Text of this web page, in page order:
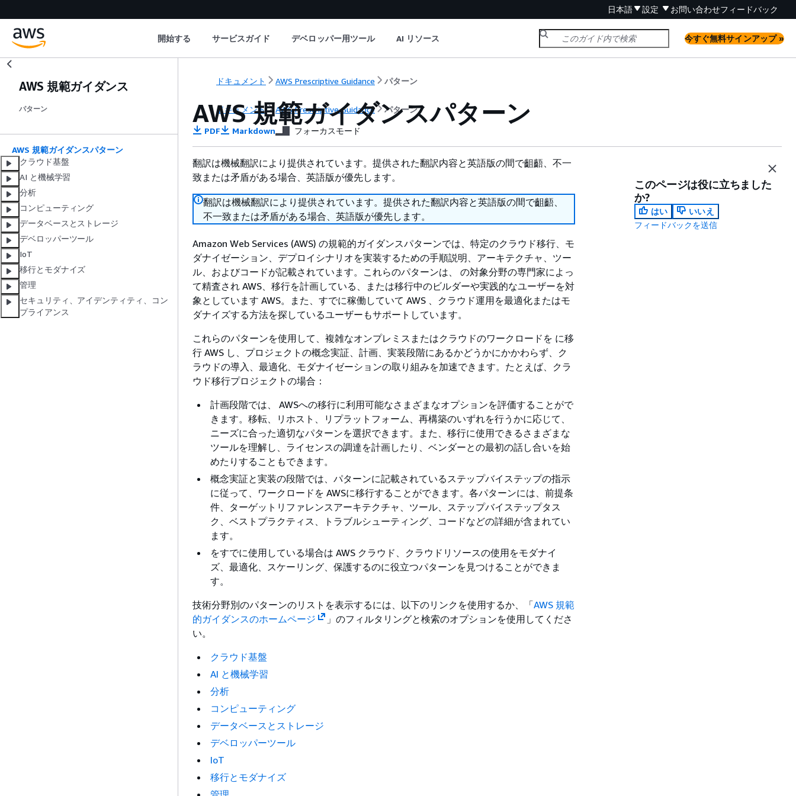
日本語 設定 お問い合わせフィードバック
開始する サービスガイド デベロッパー用ツール AI リソース 今すぐ無料サインアップ »
AWS 規範ガイダンス
パターン
AWS 規範ガイダンスパターン
クラウド基盤
AI と機械学習
分析
コンピューティング
データベースとストレージ
デベロッパーツール
IoT
移行とモダナイズ
管理
セキュリティ、アイデンティティ、コン
プライアンス
ドキュメント AWS Prescriptive Guidance パターン
ドキュメント AWS Prescriptive Guidance パターン
AWS 規範ガイダンスパターン
PDF Markdown フォーカスモード
翻訳は機械翻訳により提供されています。提供された翻訳内容と英語版の間で齟齬、不一
致または矛盾がある場合、英語版が優先します。
翻訳は機械翻訳により提供されています。提供された翻訳内容と英語版の間で齟齬、
不一致または矛盾がある場合、英語版が優先します。
Amazon Web Services (AWS) の規範的ガイダンスパターンでは、特定のクラウド移行、モ
ダナイゼーション、デプロイシナリオを実装するための手順説明、アーキテクチャ、ツー
ル、およびコードが記載されています。これらのパターンは、 の対象分野の専門家によっ
て精査され AWS、移行を計画している、または移行中のビルダーや実践的なユーザーを対
象としています AWS。また、すでに稼働していて AWS 、クラウド運用を最適化またはモ
ダナイズする方法を探しているユーザーもサポートしています。
これらのパターンを使用して、複雑なオンプレミスまたはクラウドのワークロードを に移
行 AWS し、プロジェクトの概念実証、計画、実装段階にあるかどうかにかかわらず、ク
ラウドの導入、最適化、モダナイゼーションの取り組みを加速できます。たとえば、クラ
ウド移行プロジェクトの場合：
計画段階では、 AWSへの移行に利用可能なさまざまなオプションを評価することがで
きます。移転、リホスト、リプラットフォーム、再構築のいずれを行うかに応じて、
ニーズに合った適切なパターンを選択できます。また、移行に使用できるさまざまな
ツールを理解し、ライセンスの調達を計画したり、ベンダーとの最初の話し合いを始
めたりすることもできます。
概念実証と実装の段階では、パターンに記載されているステップバイステップの指示
に従って、ワークロードを AWSに移行することができます。各パターンには、前提条
件、ターゲットリファレンスアーキテクチャ、ツール、ステップバイステップタス
ク、ベストプラクティス、トラブルシューティング、コードなどの詳細が含まれてい
ます。
をすでに使用している場合は AWS クラウド、クラウドリソースの使用をモダナイ
ズ、最適化、スケーリング、保護するのに役立つパターンを見つけることができま
す。
技術分野別のパターンのリストを表示するには、以下のリンクを使用するか、「AWS 規範
的ガイダンスのホームページ
」のフィルタリングと検索のオプションを使用してくださ
い。
クラウド基盤
AI と機械学習
分析
コンピューティング
データベースとストレージ
デベロッパーツール
IoT
移行とモダナイズ
このページは役に立ちました
か?
はい
いいえ
フィードバックを送信